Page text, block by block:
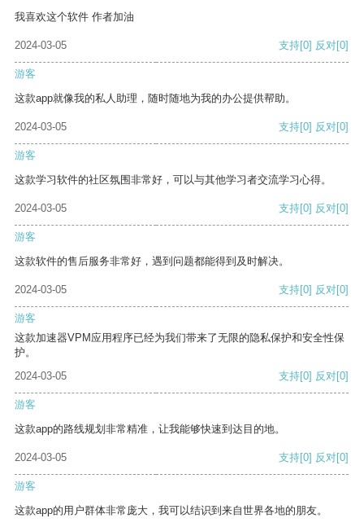
我喜欢这个软件 作者加油
2024-03-05 支持[0] 反对[0]
游客
这款app就像我的私人助理，随时随地为我的办公提供帮助。
2024-03-05 支持[0] 反对[0]
游客
这款学习软件的社区氛围非常好，可以与其他学习者交流学习心得。
2024-03-05 支持[0] 反对[0]
游客
这款软件的售后服务非常好，遇到问题都能得到及时解决。
2024-03-05 支持[0] 反对[0]
游客
这款加速器VPM应用程序已经为我们带来了无限的隐私保护和安全性保
护。
2024-03-05
支持[0] 反对[0]
游客
这款app的路线规划非常精准，让我能够快速到达目的地。
2024-03-05 支持[0] 反对[0]
游客
这款app的用户群体非常庞大，我可以结识到来自世界各地的朋友。